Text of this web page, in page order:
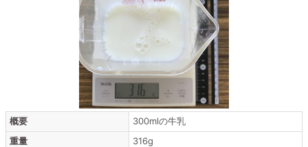
概要
300mlの牛乳
重量
316g